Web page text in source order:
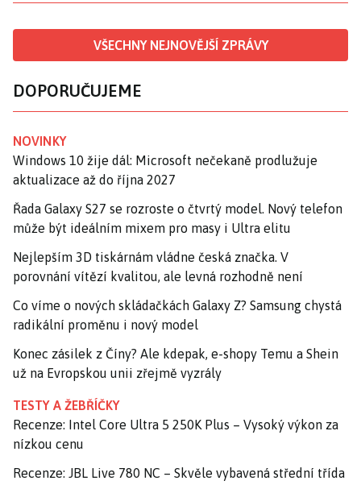
VŠECHNY NEJNOVĚJŠÍ ZPRÁVY
DOPORUČUJEME
NOVINKY
Windows 10 žije dál: Microsoft nečekaně prodlužuje
aktualizace až do října 2027
Řada Galaxy S27 se rozroste o čtvrtý model. Nový telefon
může být ideálním mixem pro masy i Ultra elitu
Nejlepším 3D tiskárnám vládne česká značka. V
porovnání vítězí kvalitou, ale levná rozhodně není
Co víme o nových skládačkách Galaxy Z? Samsung chystá
radikální proměnu i nový model
Konec zásilek z Číny? Ale kdepak, e-shopy Temu a Shein
už na Evropskou unii zřejmě vyzrály
TESTY A ŽEBŘÍČKY
Recenze: Intel Core Ultra 5 250K Plus – Vysoký výkon za
nízkou cenu
Recenze: JBL Live 780 NC – Skvěle vybavená střední třída